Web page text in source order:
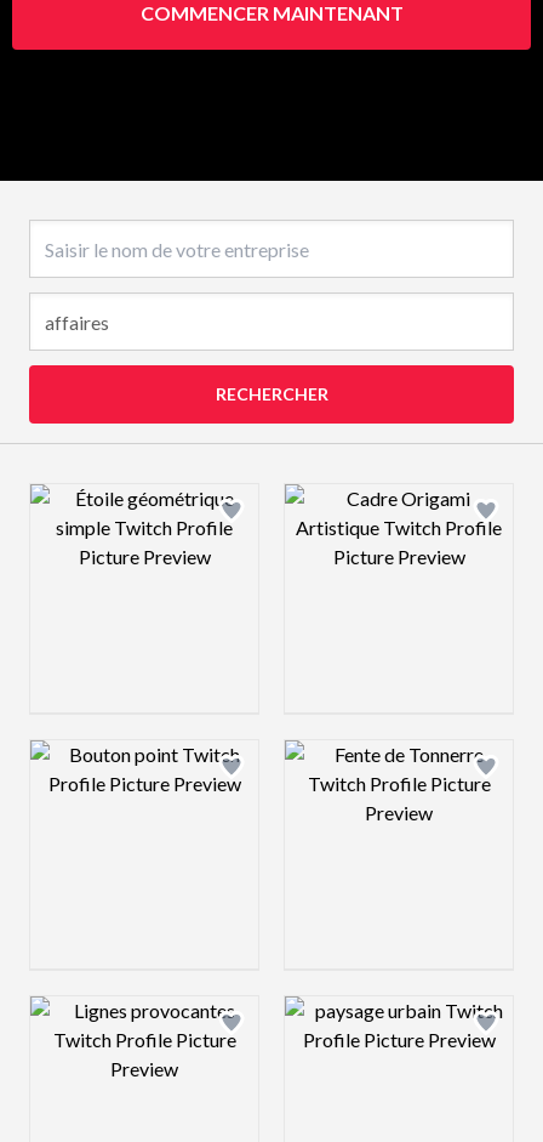
COMMENCER MAINTENANT
RECHERCHER
Design preview image Design preview
Design preview image Design preview
Design preview image Design preview